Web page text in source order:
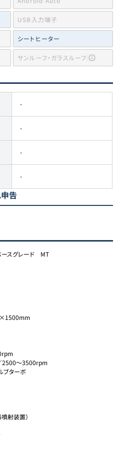
USB入力端子
シートヒーター
サンルーフ・ガラスルーフ
-
-
-
-
告
スグレード　MT